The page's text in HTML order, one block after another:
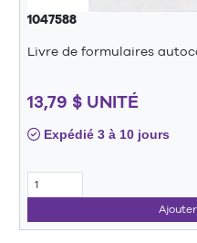
1047588
Livre de formulaires
13,79 $ UNITÉ
Expédié 3 à 10 jours